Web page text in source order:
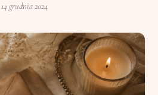
14 grudnia 2024